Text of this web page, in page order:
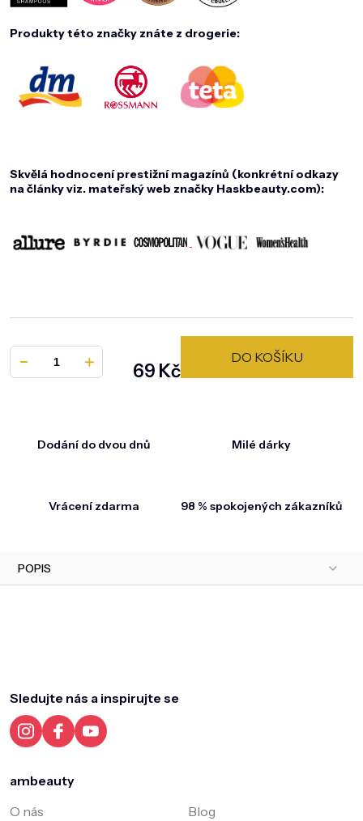
Produkty této značky znáte z drogerie:
Skvělá hodnocení prestižní magazínů (konkrétní odkazy
na články viz. mateřský web značky Haskbeauty.com):
69 Kč
DO KOŠÍKU
Dodání do dvou dnů Milé dárky
Vrácení zdarma 98 % spokojených zákazníků
POPIS
Sledujte nás a inspirujte se
ambeauty
O nás
Blog